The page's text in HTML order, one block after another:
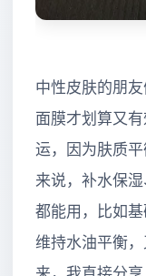
中性皮肤的朋
面膜才划算又
运，因为肤质
来说，补水保
都能用，比如
维持水油平衡